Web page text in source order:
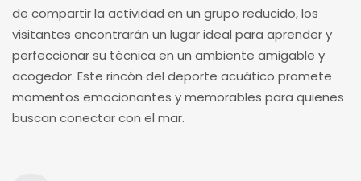
de compartir la actividad en un grupo reducido, los
visitantes encontrarán un lugar ideal para aprender y
perfeccionar su técnica en un ambiente amigable y
acogedor. Este rincón del deporte acuático promete
momentos emocionantes y memorables para quienes
buscan conectar con el mar.